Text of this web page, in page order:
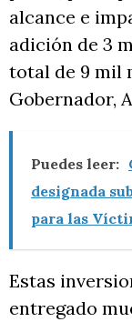
alcance e
adición de 3
total de 9 mil
Gobernador,
Puedes leer:
designada
para las
Estas
entregado